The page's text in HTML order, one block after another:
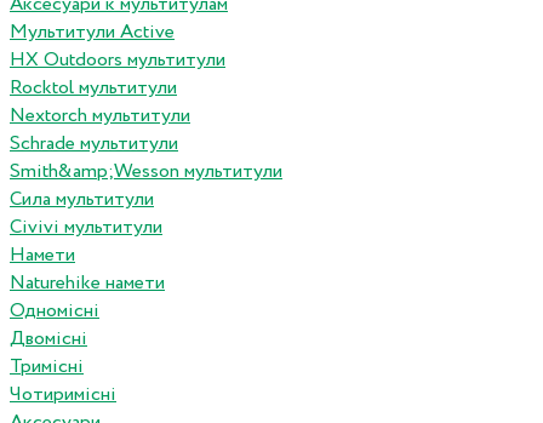
Мультитули Active
HX Outdoors мультитули
Rocktol мультитули
Nextorch мультитули
Schrade мультитули
Smith&amp;Wesson мультитули
Сила мультитули
Civivi мультитули
Намети
Naturehike намети
Одномісні
Двомісні
Тримісні
Чотиримісні